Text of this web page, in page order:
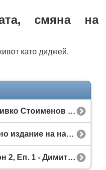
смяна на
като диджей.
Георги Валентинов и Живко Стоименов лице в лице преди MAX FIGHT 60!
MAX FIGHT 60 - юбилейно издание на най-големия боен шампионат в България
Сила БГ Подкаст – Сезон 2, Еп. 1 - Димитър Леков